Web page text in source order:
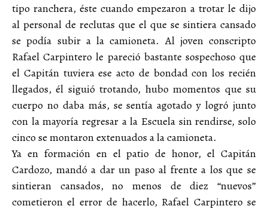
tipo ranchera, éste cuando empezaron a trotar le dijo
al personal de reclutas que el que se sintiera cansado
se podía subir a la camioneta. Al joven conscripto
Rafael Carpintero le pareció bastante sospechoso que
el Capitán tuviera ese acto de bondad con los recién
llegados, él siguió trotando, hubo momentos que su
cuerpo no daba más, se sentía agotado y logró junto
con la mayoría regresar a la Escuela sin rendirse, solo
cinco se montaron extenuados a la camioneta.
Ya en formación en el patio de honor, el Capitán
Cardozo, mandó a dar un paso al frente a los que se
sintieran cansados, no menos de diez “nuevos”
cometieron el error de hacerlo, Rafael Carpintero se